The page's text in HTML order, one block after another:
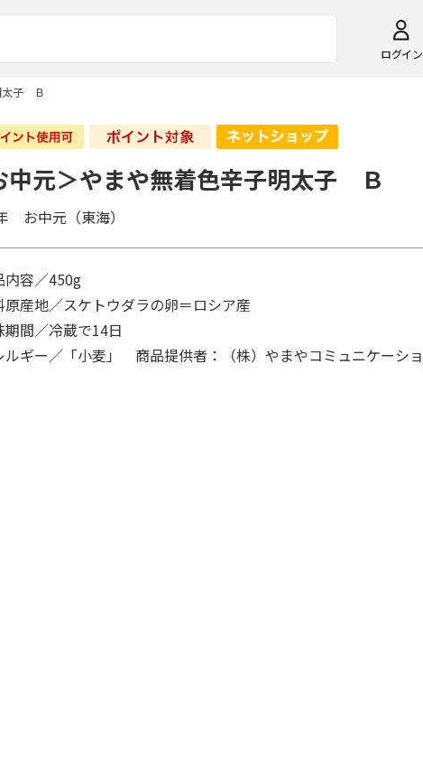
ログイン
太子 Ｂ
中元＞やまや無着色辛子明太子 Ｂ
お中元（東海）
容／450g
産地／スケトウダラの卵＝ロシア産
間／冷蔵で14日
ギー／「小麦」 商品提供者：（株）やまやコミュニケーショ